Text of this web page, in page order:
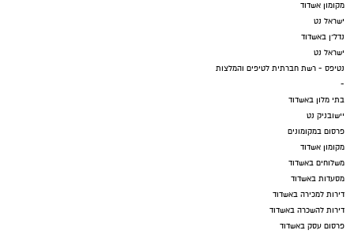
מקומון אשדוד
ישראל נט
נדל"ן באשדוד
ישראל נט
נטיפס - רשת חברתית לטיפים והמלצות
-
בתי מלון באשדוד
יישובניק נט
פרסום במקומונים
מקומון אשדוד
משלוחים באשדוד
מסעדות באשדוד
דירות למכירה באשדוד
דירות להשכרה באשדוד
פרסום עסק באשדוד